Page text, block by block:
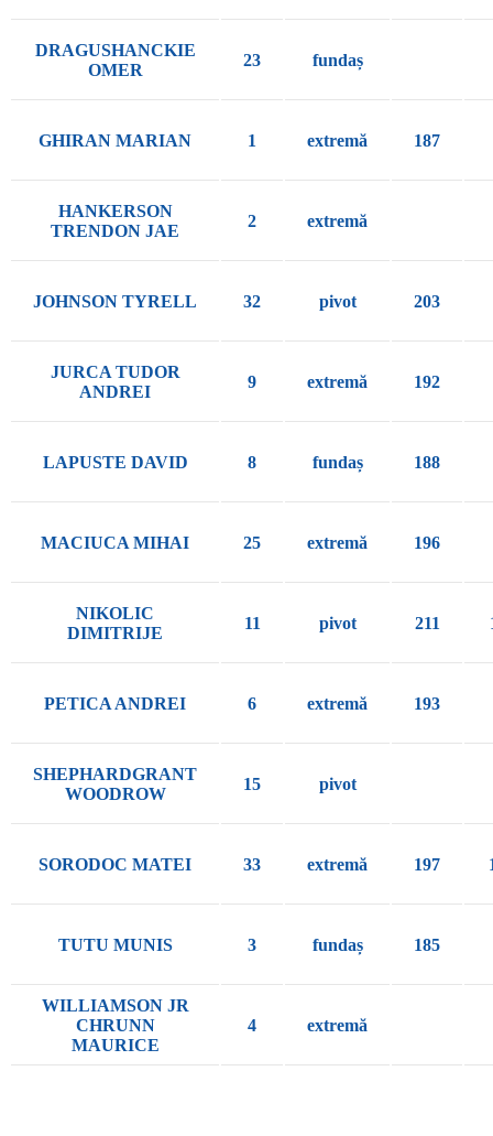
DRAGUSHANCKIE
OMER
23 fundaș
GHIRAN MARIAN 1 extremă 187
HANKERSON
TRENDON JAE
2 extremă
JOHNSON TYRELL 32 pivot 203
JURCA TUDOR
ANDREI
9 extremă 192
LAPUSTE DAVID 8 fundaș 188
MACIUCA MIHAI 25 extremă 196
NIKOLIC
DIMITRIJE
11 pivot 211
PETICA ANDREI 6 extremă 193
SHEPHARDGRANT
WOODROW
15 pivot
SORODOC MATEI 33 extremă 197
TUTU MUNIS 3 fundaș 185
WILLIAMSON JR
CHRUNN
MAURICE
4 extremă